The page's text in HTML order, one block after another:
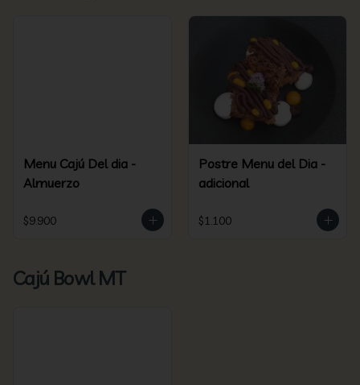
Menu Cajú Del dia -
Almuerzo
$9.900
Postre Menu del Dia -
adicional
$1.100
Cajú Bowl MT